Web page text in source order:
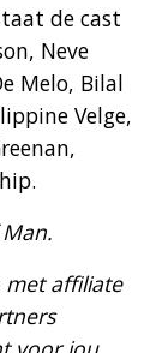
de cast
Neve
Melo, Bilal
Velge,
met affiliate